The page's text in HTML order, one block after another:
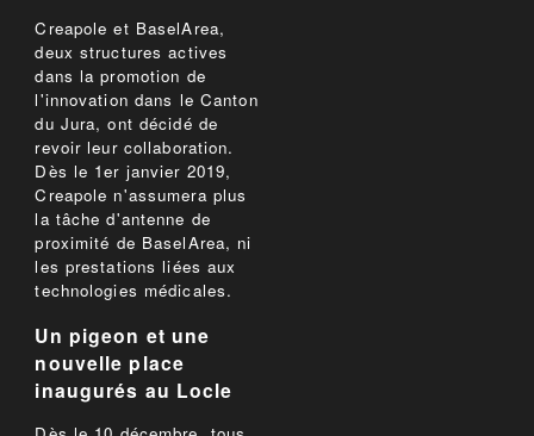
Creapole et BaselArea,
deux structures actives
dans la promotion de
l'innovation dans le Canton
du Jura, ont décidé de
revoir leur collaboration.
Dès le 1er janvier 2019,
Creapole n'assumera plus
la tâche d'antenne de
proximité de BaselArea, ni
les prestations liées aux
technologies médicales.
Un pigeon et une
nouvelle place
inaugurés au Locle